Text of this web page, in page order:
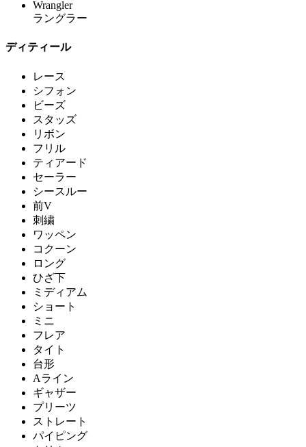
Wrangler
ラングラー
ディティール
レース
シフォン
ビーズ
スタッズ
リボン
フリル
ティアード
セーラー
シースルー
前V
刺繍
ワッペン
コクーン
ロング
ひざ下
ミディアム
ショート
ミニ
フレア
タイト
台形
Aライン
ギャザー
プリーツ
ストレート
パイピング